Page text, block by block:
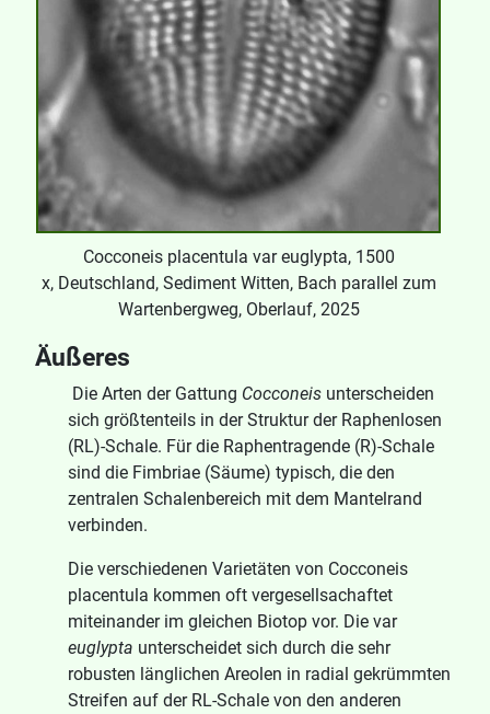
Cocconeis placentula var euglypta, 1500
x, Deutschland, Sediment Witten, Bach parallel zum
Wartenbergweg, Oberlauf, 2025
Äußeres
Die Arten der Gattung Cocconeis unterscheiden
sich größtenteils in der Struktur der Raphenlosen
(RL)-Schale. Für die Raphentragende (R)-Schale
sind die Fimbriae (Säume) typisch, die den
zentralen Schalenbereich mit dem Mantelrand
verbinden.
Die verschiedenen Varietäten von Cocconeis
placentula kommen oft vergesellsachaftet
miteinander im gleichen Biotop vor. Die var
euglypta unterscheidet sich durch die sehr
robusten länglichen Areolen in radial gekrümmten
Streifen auf der RL-Schale von den anderen